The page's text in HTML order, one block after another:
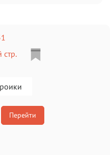
стр.
Перейти